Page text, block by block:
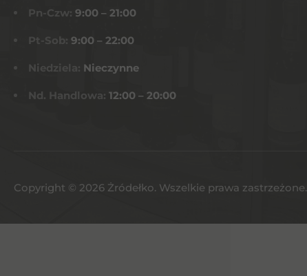
Pn-Czw: 9:00 – 21:00
Pt-Sob: 9:00 – 22:00
Niedziela: Nieczynne
Nd. Handlowa: 12:00 – 20:00
Copyright © 2026 Żródełko. Wszelkie prawa zastrzeżone.